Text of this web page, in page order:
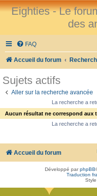
Eighties - Le
des
FAQ
Accueil du forum
Sujets actifs
Aller sur la recherche avancée
La recherche a
Aucun résultat ne correspond aux
La recherche a
Accueil du forum
Développé parphpBB
Traduction